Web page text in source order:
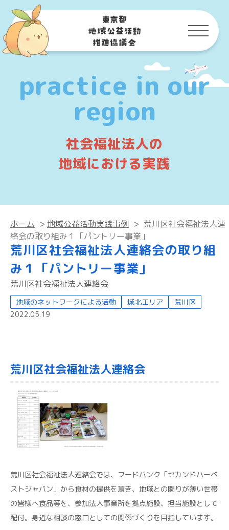
practice in our
region
社会福祉法人の
地域における実践
ホーム > 地域公益活動実践事例 > 荒川区社会福祉法人連
絡会の取り組み１「パントリー事業」
荒川区社会福祉法人連絡会の取り組
み１「パントリー事業」
荒川区社会福祉法人連絡会
地域のネットワークによる活動 城北エリア
荒川区
2022.05.19
荒川区社会福祉法人連絡会
荒川区社会福祉法人連絡会では、フードバンク「セカンドハーベ
ストジャパン」から食材の提供を頂き、地域との関りが薄い世帯
の皆様へ食品等を、参加法人事業所を拠点施設、担当施設として
配付。身近な相談の窓口としての関係づくりを目指しています。